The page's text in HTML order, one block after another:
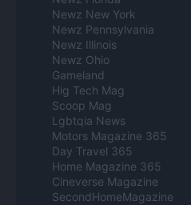
Newz New York
Newz Pennsylvania
Newz Illinois
Newz Ohio
Gameland
Hig Tech Mag
Scoop Mag
Lgbtqia News
Motors Magazine 365
Day Travel 365
Home Magazine 365
Cineverse Magazine
SecondHomeMagazine